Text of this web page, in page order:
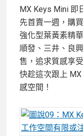
MX Keys Mini 即
先首賣一週，購
強化型葉黃素精
順發、三井、良
售，追求質感享
快趁這次跟上
感空間！